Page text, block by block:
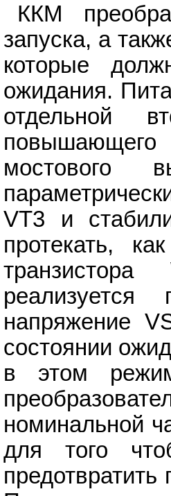
ККМ
запуска, а
которые
ожидания.
отдельной
повышающего
мостового
VT3 и
протекать,
реализуется
напряжение
состоянии
в этом
номинальной
для того